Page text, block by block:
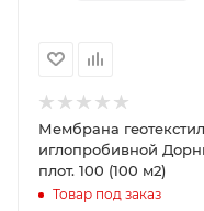
Мембрана
иглопробивной
плот. 100 (100 м2)
Товар под заказ